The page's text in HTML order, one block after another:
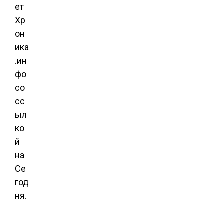
ет
Хр
он
ика
.ин
фо
со
сс
ыл
ко
й
на
Се
год
ня.